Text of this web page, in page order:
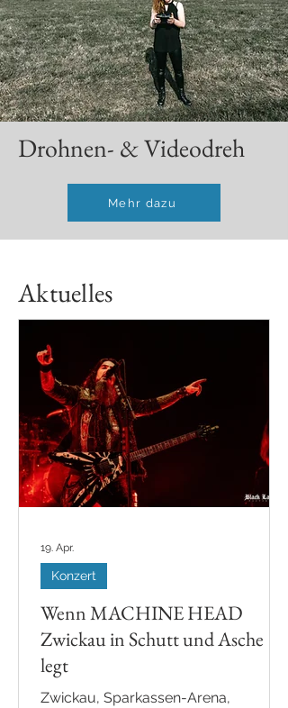
Drohnen- & Videodreh
Mehr dazu
Aktuelles
Wenn MACHINE HEAD
Zwickau in Schutt und Asche
legt
Zwickau, Sparkassen-Arena,
Konzert
19. Apr.